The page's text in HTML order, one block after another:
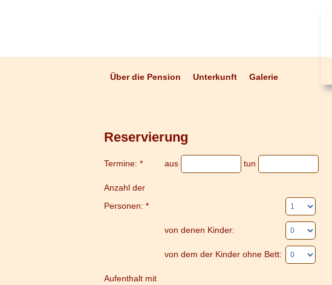
Über die Pension Unterkunft Galerie
Reservierung
Termine: * aus tun
Anzahl der
Personen: *
von denen Kinder:
von dem der Kinder ohne Bett:
Aufenthalt mit